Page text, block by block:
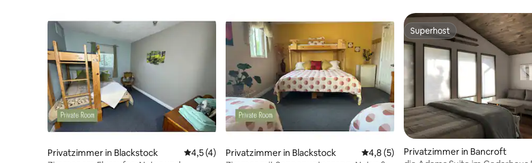
Privatzimmer in Blackstock Durchschnittliche Bewertung: 4,5 von 5, 4 Bewertungen
4,5 (4)
Privatzimmer in Blackstock Durchschnittliche Bewertung: 4,8 von 5,
4,8 (5)
Superhost
Superhost
Privatzimmer in Bancroft